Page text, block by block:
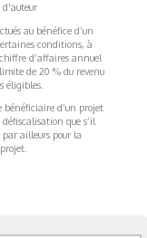
d'auteur
au bénéfice d’un
conditions, à
d’affaires annuel
de 20 % du revenu
éligibles.
bénéficiaire d’un projet
que s’il
par ailleurs pour la